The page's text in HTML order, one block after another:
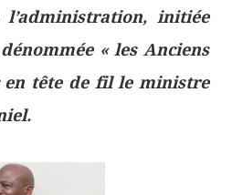
initiée
« les Anciens
en tête de fil le ministre